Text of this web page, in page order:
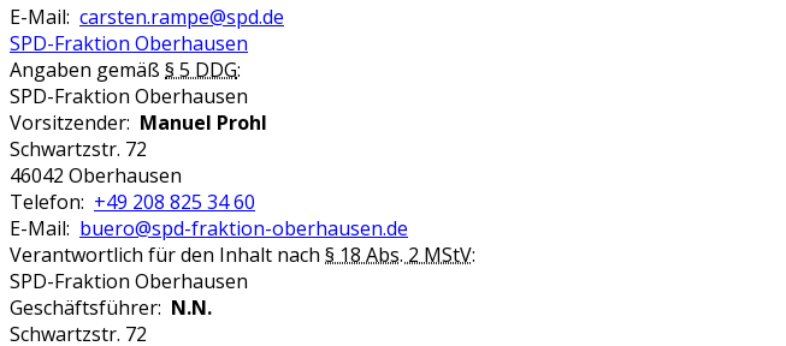
E-Mail: carsten.rampe@spd.de
SPD-Fraktion Oberhausen
Angaben gemäß § 5 DDG:
SPD-Fraktion Oberhausen
Vorsitzender: Manuel Prohl
Schwartzstr. 72
46042 Oberhausen
Telefon: +49 208 825 34 60
E-Mail: buero@spd-fraktion-oberhausen.de
Verantwortlich für den Inhalt nach § 18 Abs. 2 MStV:
SPD-Fraktion Oberhausen
Geschäftsführer: N.N.
Schwartzstr. 72